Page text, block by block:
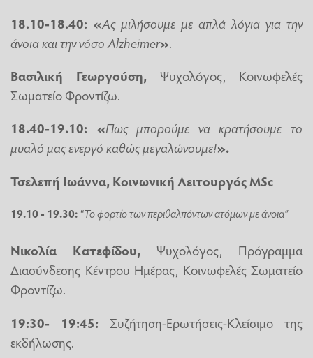
18.10-18.40: «Ας μιλήσουμε με απλά λόγια για την
άνοια και την νόσοAlzheimer».
Βασιλική Γεωργούση, Ψυχολόγος, Κοινωφελές
Σωματείο Φροντίζω.
18.40-19.10: «Πως μπορούμε να κρατήσουμε το
μυαλό μας ενεργό καθώς μεγαλώνουμε!».
Τσελεπή Ιωάννα, Κοινωνική Λειτουργός MSc
19.10 - 19.30: “Το φορτίο των περιθαλπόντων ατόμων με άνοια”
Νικολία Κατεφίδου, Ψυχολόγος, Πρόγραμμα
Διασύνδεσης Κέντρου Ημέρας, Κοινωφελές Σωματείο
Φροντίζω.
19:30- 19:45: Συζήτηση-Ερωτήσεις-Κλείσιμο της
εκδήλωσης.